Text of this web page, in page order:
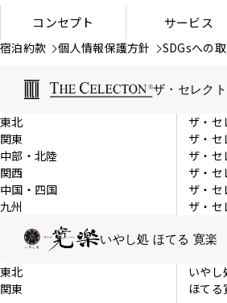
コンセプト サービス
宿泊約款 個人情報保護方針 SDGsへの
ザ・セレク
東北
ザ・セ
関東
ザ・セ
中部・北陸
ザ・セ
関西
ザ・セ
中国・四国
ザ・セ
九州
ザ・セ
いやし処 ほてる 寛楽
東北
いやし
関東
ほて